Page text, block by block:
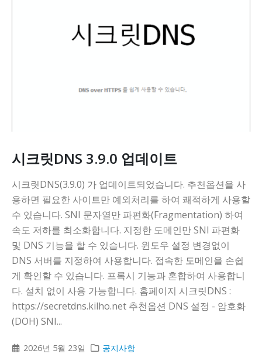
시크릿DNS 3.9.0 업데이트
시크릿DNS(3.9.0) 가 업데이트되었습니다. 추천옵션을 사
용하면 필요한 사이트만 예외처리를 하여 쾌적하게 사용할
수 있습니다. SNI 문자열만 파편화(Fragmentation) 하여
속도 저하를 최소화합니다. 지정한 도메인만 SNI 파편화
및 DNS 기능을 할 수 있습니다. 윈도우 설정 변경없이
DNS 서버를 지정하여 사용합니다. 접속한 도메인을 손쉽
게 확인할 수 있습니다. 프록시 기능과 혼합하여 사용합니
다. 설치 없이 사용 가능합니다. 홈페이지 시크릿DNS :
https://secretdns.kilho.net 추천옵션 DNS 설정 - 암호화
(DOH) SNI...
2026년 5월 23일
공지사항